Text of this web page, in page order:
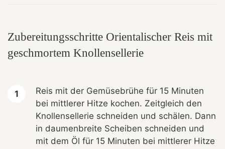
Zubereitungsschritte Orientalischer Reis mit
geschmortem Knollensellerie
Reis mit der Gemüsebrühe für 15 Minuten
bei mittlerer Hitze kochen. Zeitgleich den
Knollensellerie schneiden und schälen. Dann
in daumenbreite Scheiben schneiden und
mit dem Öl für 15 Minuten bei mittlerer Hitze